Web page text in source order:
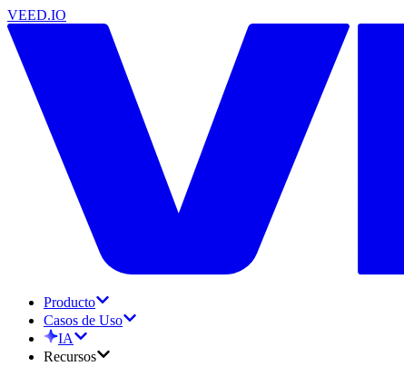
VEED.IO
Producto
Casos de Uso
IA
Recursos